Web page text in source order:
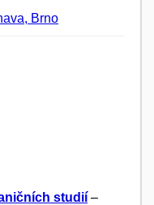
Brno
studií –